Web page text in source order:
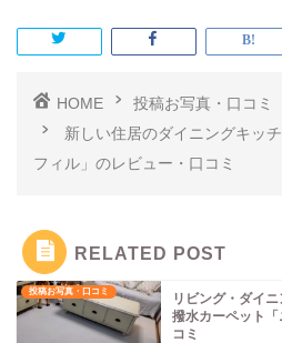
HOME
投稿お写真・口コミ
新しい住居のダイニングキッ
フィル」のレビュー・口コミ
RELATED POST
投稿お写真・口コミ
リビング・ダイ
撥水カーペット
コミ